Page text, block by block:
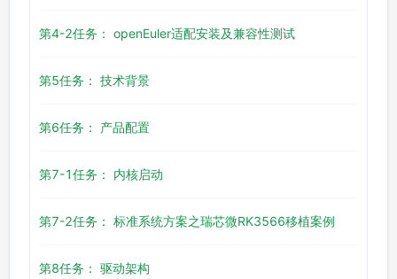
第4-2任务： openEuler适配安装及兼容性测试
第5任务： 技术背景
第6任务： 产品配置
第7-1任务： 内核启动
第7-2任务： 标准系统方案之瑞芯微RK3566移植案例
第8任务： 驱动架构